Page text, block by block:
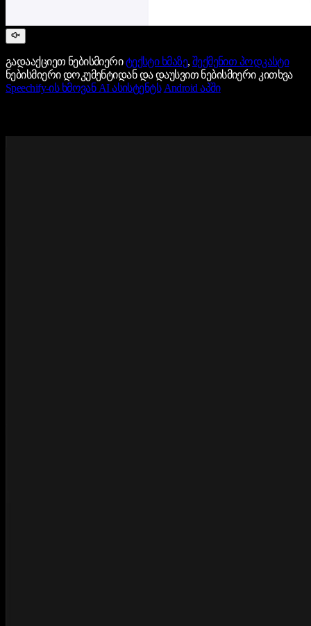
გადააქციეთ ნებისმიერიტექსტი ხმაზე, შექმენით პოდკასტი
ნებისმიერი დოკუმენტიდან და დაუსვით ნებისმიერი კითხვა
Speechify-ის ხმოვან AI ასისტენტს Android აპში